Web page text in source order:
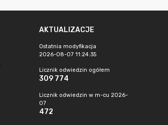
AKTUALIZACJE
Ostatnia modyfikacja
2026-08-07 11:24:35
Licznik odwiedzin ogółem
309 774
Licznik odwiedzin w m-cu 2026-
07
472